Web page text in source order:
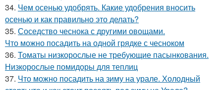
34. Чем осенью удобрять. Какие удобрения вносить
осенью и как правильно это делать?
35. Соседство чеснока с другими овощами.
Что можно посадить на одной грядке с чесноком
36. Томаты низкорослые не требующие пасынкования.
Низкорослые помидоры для теплиц
37. Что можно посадить на зиму на урале. Холодный